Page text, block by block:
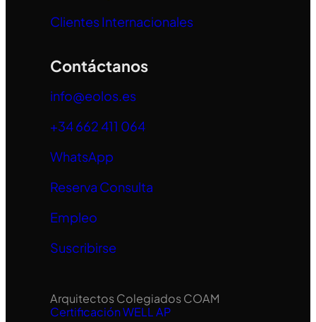
Clientes Internacionales
Contáctanos
info@eolos.es
+34 662 411 064
WhatsApp
Reserva Consulta
Empleo
Suscribirse
Arquitectos Colegiados COAM
Certificación WELL AP